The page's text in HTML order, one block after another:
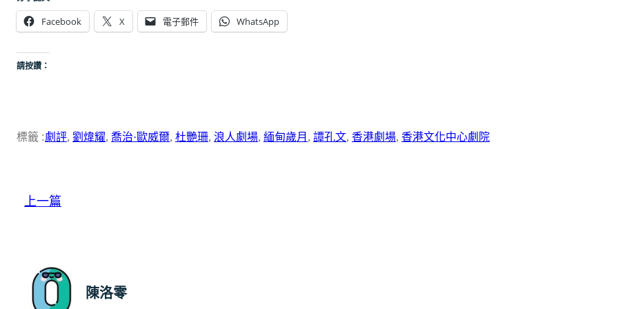
Facebook X 電子郵件 WhatsApp
請按讚：
標籤 :劇評, 劉煒耀, 喬治·歐威爾, 杜艷珊, 浪人劇場, 緬甸歲月, 譚孔文, 香港劇場, 香港文化中心劇院
上一篇
陳洛零